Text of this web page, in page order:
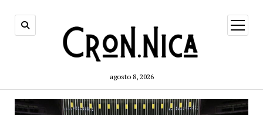
agosto 8, 2026
open
menu